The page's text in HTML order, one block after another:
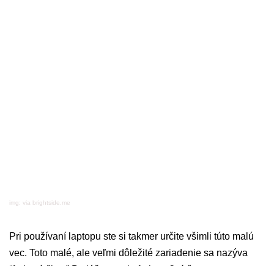
img: via brightside.me
Pri používaní laptopu ste si takmer určite všimli túto malú
vec. Toto malé, ale veľmi dôležité zariadenie sa nazýva